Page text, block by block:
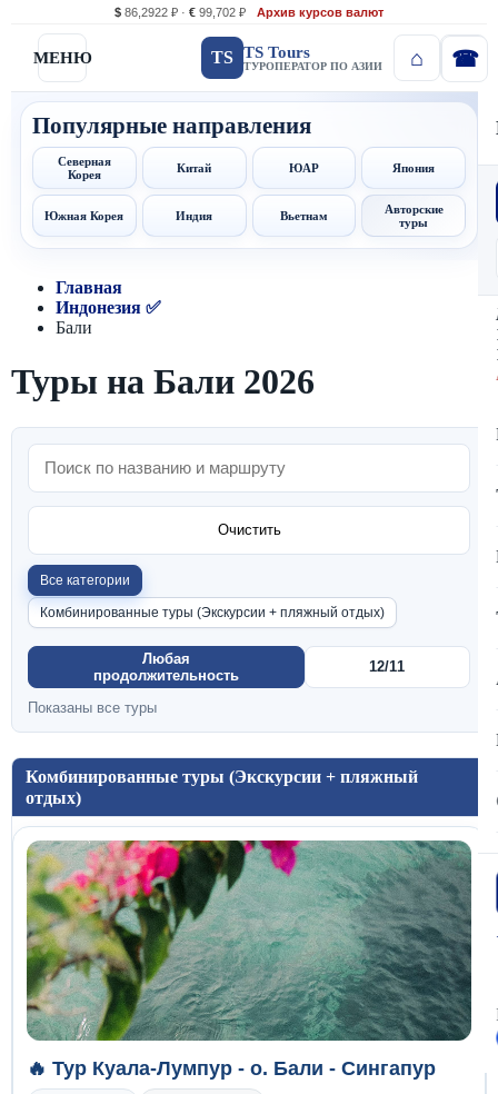
$ 86,2922 ₽ · € 99,702 ₽ Архив курсов валют
МЕНЮ TS TS Tours
ТУРОПЕРАТОР ПО АЗИИ
Популярные направления
Северная
Корея
Китай ЮАР Япония
Южная Корея Индия Вьетнам
Авторские
туры
Главная
Индонезия ✅
Бали
Туры на Бали 2026
Очистить
Все категории
Комбинированные туры (Экскурсии + пляжный отдых)
Любая
продолжительность
12/11
Показаны все туры
Комбинированные туры (Экскурсии + пляжный
отдых)
🔥 Тур Куала-Лумпур - о. Бали - Сингапур